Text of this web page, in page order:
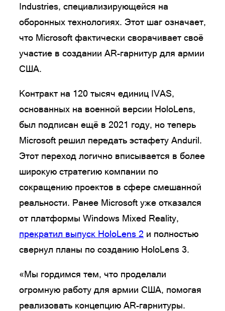
Industries, специализирующейся на
оборонных технологиях. Этот шаг означает,
что Microsoft фактически сворачивает своё
участие в создании AR-гарнитур для армии
США.
Контракт на 120 тысяч единиц IVAS,
основанных на военной версии HoloLens,
был подписан ещё в 2021 году, но теперь
Microsoft решил передать эстафету Anduril.
Этот переход логично вписывается в более
широкую стратегию компании по
сокращению проектов в сфере смешанной
реальности. Ранее Microsoft уже отказался
от платформы Windows Mixed Reality,
прекратил выпуск HoloLens 2 и полностью
свернул планы по созданию HoloLens 3.
«Мы гордимся тем, что проделали
огромную работу для армии США, помогая
реализовать концепцию AR-гарнитуры.